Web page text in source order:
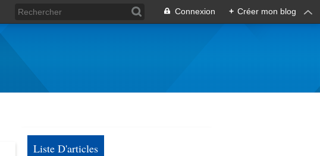
Connexion + Créer mon blog
Liste D'articles